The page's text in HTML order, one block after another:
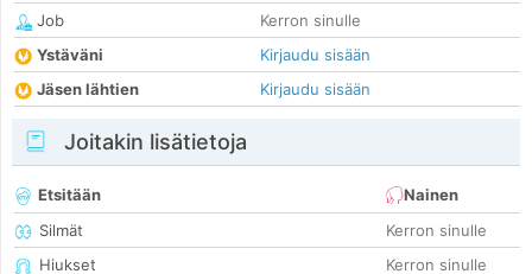
Job
Kerron sinulle
Ystäväni
Kirjaudu sisään
Jäsen lähtien
Kirjaudu sisään
Joitakin lisätietoja
Etsitään
Nainen
Silmät
Kerron sinulle
Hiukset
Kerron sinulle